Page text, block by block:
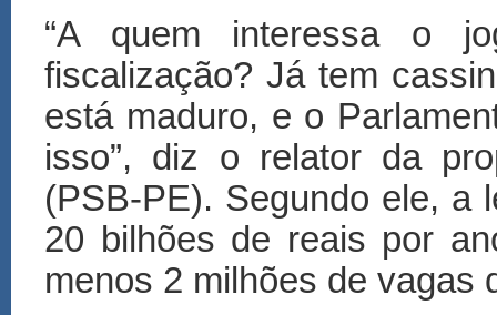
“A quem interessa o
fiscalização? Já tem
está maduro, e o
isso”, diz o relator da
(PSB-PE). Segundo ele, a
20 bilhões de reais por
menos 2 milhões de vagas